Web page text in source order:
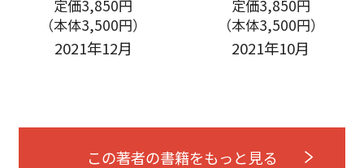
定価3,850円
（本体3,500円）
2021年12月
定価3,850円
（本体3,500円）
2021年10月
この著者の書籍をもっと見る